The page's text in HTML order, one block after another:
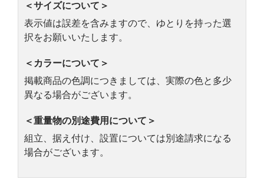
＜サイズについて＞
表示値は誤差を含みますので、ゆとりを持った選
択をお願いいたします。
＜カラーについて＞
掲載商品の色調につきましては、実際の色と多少
異なる場合がございます。
＜重量物の別途費用について＞
組立、据え付け、設置については別途請求になる
場合がございます。